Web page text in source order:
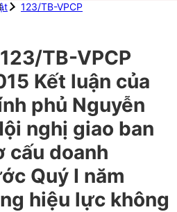
123/TB-VPCP
TB-VPCP
Kết luận của
phủ Nguyễn
nghị giao ban
cấu doanh
Quý I năm
hiệu lực không